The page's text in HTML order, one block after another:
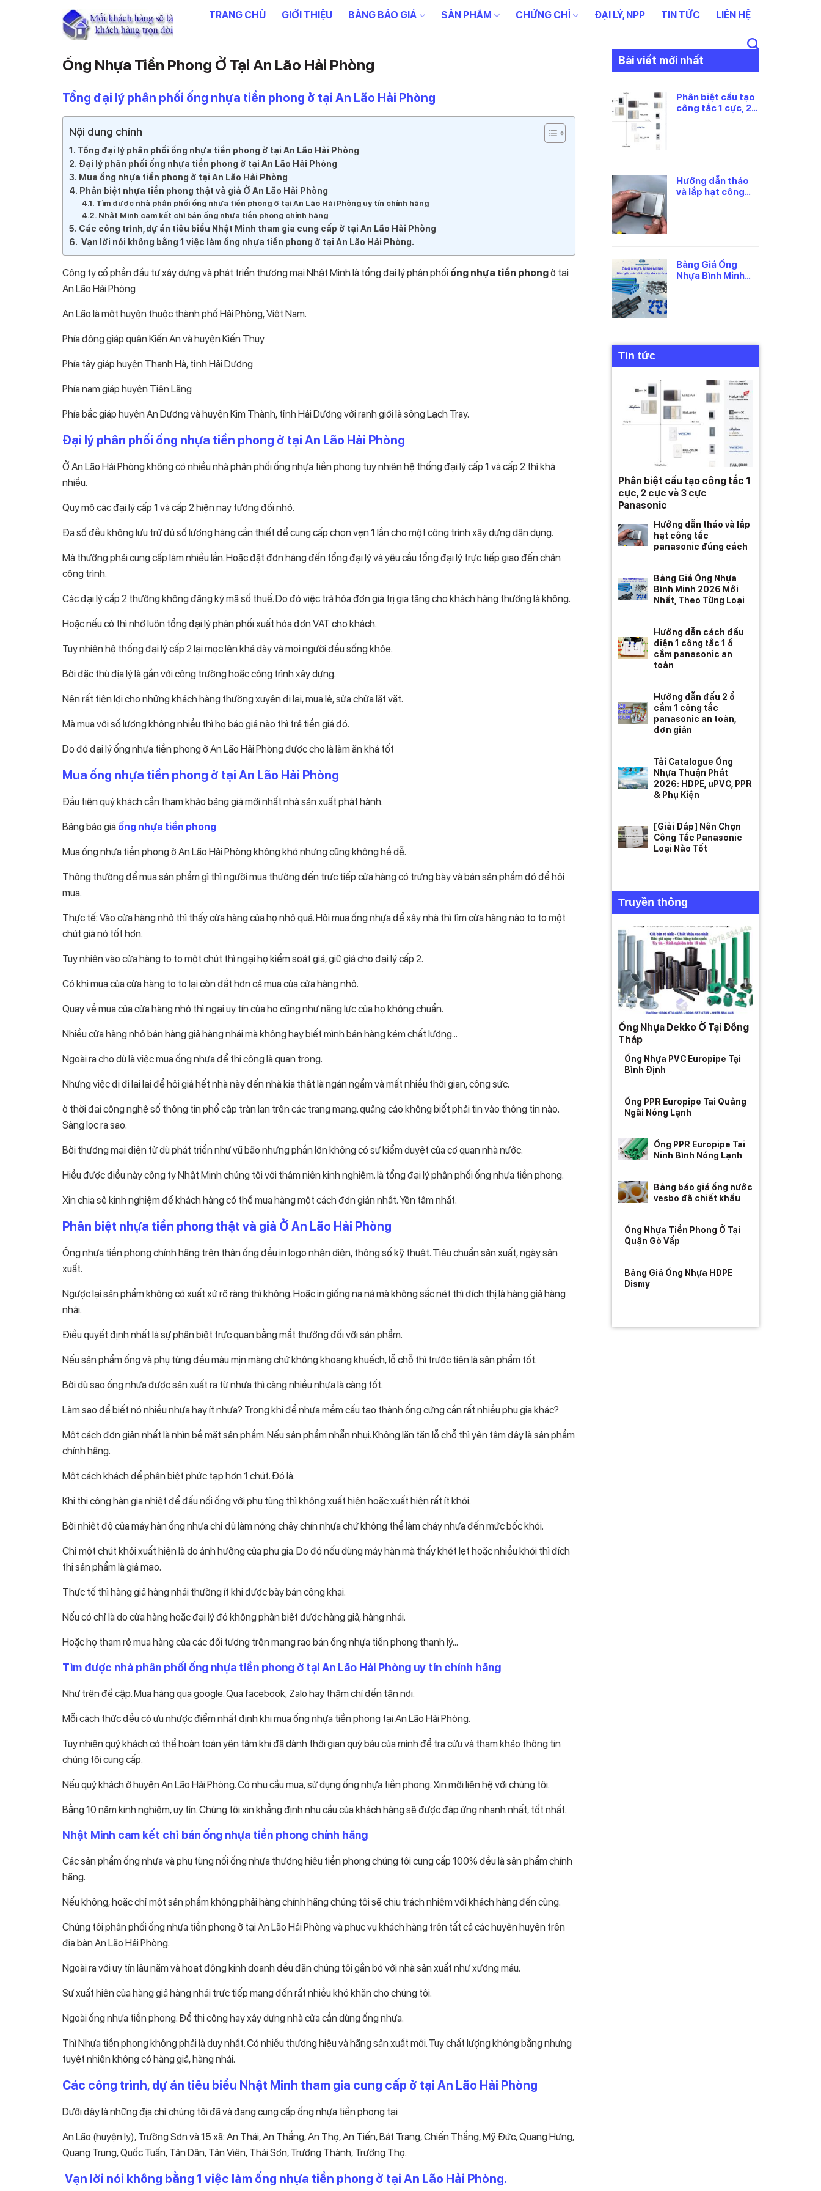
TRANG CHỦ GIỚI THIỆU BẢNG BÁO GIÁ SẢN PHẨM CHỨNG CHỈ ĐẠI LÝ, NPP TIN TỨC LIÊN HỆ
Ống Nhựa Tiền Phong Ở Tại An Lão Hải Phòng
Tổng đại lý phân phối ống nhựa tiền phong ở tại An Lão Hải Phòng
Nội dung chính
Tổng đại lý phân phối ống nhựa tiền phong ở tại An Lão Hải Phòng
Đại lý phân phối ống nhựa tiền phong ở tại An Lão Hải Phòng
Mua ống nhựa tiền phong ở tại An Lão Hải Phòng
Phân biệt nhựa tiền phong thật và giả Ở An Lão Hải Phòng
Tìm được nhà phân phối ống nhựa tiền phong ở tại An Lão Hải Phòng uy tín chính hãng
Nhật Minh cam kết chỉ bán ống nhựa tiền phong chính hãng
Các công trình, dự án tiêu biểu Nhật Minh tham gia cung cấp ở tại An Lão Hải Phòng
Vạn lời nói không bằng 1 việc làm ống nhựa tiền phong ở tại An Lão Hải Phòng.
Công ty cổ phần đầu tư xây dựng và phát triển thương mại Nhật Minh là tổng đại lý phân phối ống nhựa tiền phongở tại
An Lão Hải Phòng
An Lão là một huyện thuộc thành phố Hải Phòng, Việt Nam.
Phía đông giáp quận Kiến An và huyện Kiến Thụy
Phía tây giáp huyện Thanh Hà, tỉnh Hải Dương
Phía nam giáp huyện Tiên Lãng
Phía bắc giáp huyện An Dương và huyện Kim Thành, tỉnh Hải Dương với ranh giới là sông Lạch Tray.
Đại lý phân phối ống nhựa tiền phong ở tại An Lão Hải Phòng
Ở An Lão Hải Phòng không có nhiều nhà phân phối ống nhựa tiền phong tuy nhiên hệ thống đại lý cấp 1 và cấp 2 thì khá
nhiều.
Quy mô các đại lý cấp 1 và cấp 2 hiện nay tương đối nhỏ.
Đa số đều không lưu trữ đủ số lượng hàng cần thiết để cung cấp chọn vẹn 1 lần cho một công trình xây dựng dân dụng.
Mà thường phải cung cấp làm nhiều lần. Hoặc đặt đơn hàng đến tổng đại lý và yêu cầu tổng đại lý trực tiếp giao đến chân
công trình.
Các đại lý cấp 2 thường không đăng ký mã số thuế. Do đó việc trả hóa đơn giá trị gia tăng cho khách hàng thường là không.
Hoặc nếu có thì nhờ luôn tổng đại lý phân phối xuất hóa đơn VAT cho khách.
Tuy nhiên hệ thống đại lý cấp 2 lại mọc lên khá dày và mọi người đều sống khỏe.
Bởi đặc thù địa lý là gần với công trường hoặc công trình xây dựng.
Nên rất tiện lợi cho những khách hàng thường xuyên đi lại, mua lẻ, sửa chữa lặt vặt.
Mà mua với số lượng không nhiều thì họ báo giá nào thì trả tiền giá đó.
Do đó đại lý ống nhựa tiền phong ở An Lão Hải Phòng được cho là làm ăn khá tốt
Mua ống nhựa tiền phong ở tại An Lão Hải Phòng
Đầu tiên quý khách cần tham khảo bảng giá mới nhất nhà sản xuất phát hành.
Bảng báo giá ống nhựa tiền phong
Mua ống nhựa tiền phong ở An Lão Hải Phòng không khó nhưng cũng không hề dễ.
Thông thường để mua sản phẩm gì thì người mua thường đến trực tiếp cửa hàng có trưng bày và bán sản phẩm đó để hỏi
mua.
Thực tế: Vào cửa hàng nhỏ thì thấy cửa hàng của họ nhỏ quá. Hỏi mua ống nhựa để xây nhà thì tìm cửa hàng nào to to một
chút giá nó tốt hơn.
Tuy nhiên vào cửa hàng to to một chút thì ngại họ kiểm soát giá, giữ giá cho đại lý cấp 2.
Có khi mua của cửa hàng to to lại còn đắt hơn cả mua của cửa hàng nhỏ.
Quay về mua của cửa hàng nhỏ thì ngại uy tín của họ cũng như năng lực của họ không chuẩn.
Nhiều cửa hàng nhỏ bán hàng giả hàng nhái mà không hay biết mình bán hàng kém chất lượng…
Ngoài ra cho dù là việc mua ống nhựa để thi công là quan trọng.
Nhưng việc đi đi lại lại để hỏi giá hết nhà này đến nhà kia thật là ngán ngẩm và mất nhiều thời gian, công sức.
ở thời đại công nghệ số thông tin phổ cập tràn lan trên các trang mạng. quảng cáo không biết phải tin vào thông tin nào.
Sàng lọc ra sao.
Bởi thương mại điện tử dù phát triển như vũ bão nhưng phần lớn không có sự kiểm duyệt của cơ quan nhà nước.
Hiều được điều này công ty Nhật Minh chúng tôi với thâm niên kinh nghiệm. là tổng đại lý phân phối ống nhựa tiền phong.
Xin chia sẻ kinh nghiệm để khách hàng có thể mua hàng một cách đơn giản nhất. Yên tâm nhất.
Phân biệt nhựa tiền phong thật và giả Ở An Lão Hải Phòng
Ống nhựa tiền phong chính hãng trên thân ống đều in logo nhận diện, thông số kỹ thuật. Tiêu chuẩn sản xuất, ngày sản
xuất.
Ngược lại sản phẩm không có xuất xứ rõ ràng thì không. Hoặc in giống na ná mà không sắc nét thì đích thị là hàng giả hàng
nhái.
Điều quyết định nhất là sự phân biệt trực quan bằng mắt thường đối với sản phẩm.
Nếu sản phẩm ống và phụ tùng đều màu mịn màng chứ không khoang khuếch, lỗ chỗ thì trước tiên là sản phẩm tốt.
Bởi dù sao ống nhựa được sản xuất ra từ nhựa thì càng nhiều nhựa là càng tốt.
Làm sao để biết nó nhiều nhựa hay ít nhựa? Trong khi để nhựa mềm cấu tạo thành ống cứng cần rất nhiều phụ gia khác?
Một cách đơn giản nhất là nhìn bề mặt sản phẩm. Nếu sản phẩm nhẵn nhụi. Không lăn tăn lỗ chỗ thì yên tâm đây là sản phẩm
chính hãng.
Một cách khách để phân biệt phức tạp hơn 1 chút. Đó là:
Khi thi công hàn gia nhiệt để đấu nối ống với phụ tùng thì không xuất hiện hoặc xuất hiện rất ít khói.
Bởi nhiệt độ của máy hàn ống nhựa chỉ đủ làm nóng chảy chín nhựa chứ không thể làm cháy nhựa đến mức bốc khói.
Chỉ một chút khỏi xuất hiện là do ảnh hưởng của phụ gia. Do đó nếu dùng máy hàn mà thấy khét lẹt hoặc nhiều khói thì đích
thị sản phẩm là giả mạo.
Thực tế thì hàng giả hàng nhái thường ít khi được bày bán công khai.
Nếu có chỉ là do cửa hàng hoặc đại lý đó không phân biệt được hàng giả, hàng nhái.
Hoặc họ tham rẻ mua hàng của các đối tượng trên mạng rao bán ống nhựa tiền phong thanh lý…
Tìm được nhà phân phối ống nhựa tiền phong ở tại An Lão Hải Phòng uy tín chính hãng
Như trên đề cập. Mua hàng qua google. Qua facebook, Zalo hay thậm chí đến tận nơi.
Mỗi cách thức đều có ưu nhược điểm nhất định khi mua ống nhựa tiền phong tại An Lão Hải Phòng.
Tuy nhiên quý khách có thể hoàn toàn yên tâm khi đã dành thời gian quý báu của mình để tra cứu và tham khảo thông tin
chúng tôi cung cấp.
Nếu quý khách ở huyện An Lão Hải Phòng. Có nhu cầu mua, sử dụng ống nhựa tiền phong. Xin mời liên hệ với chúng tôi.
Bằng 10 năm kinh nghiệm, uy tín. Chúng tôi xin khẳng định nhu cầu của khách hàng sẽ được đáp ứng nhanh nhất, tốt nhất.
Nhật Minh cam kết chỉ bán ống nhựa tiền phong chính hãng
Các sản phẩm ống nhựa và phụ tùng nối ống nhựa thương hiệu tiền phong chúng tôi cung cấp 100% đều là sản phẩm chính
hãng.
Nếu không, hoặc chỉ một sản phẩm không phải hàng chính hãng chúng tôi sẽ chịu trách nhiệm với khách hàng đến cùng.
Chúng tôi phân phối ống nhựa tiền phong ở tại An Lão Hải Phòng và phục vụ khách hàng trên tất cả các huyện huyện trên
địa bàn An Lão Hải Phòng.
Ngoài ra với uy tín lâu năm và hoạt động kinh doanh đều đặn chúng tôi gắn bó với nhà sản xuất như xương máu.
Sự xuất hiện của hàng giả hàng nhái trực tiếp mang đến rất nhiều khó khăn cho chúng tôi.
Ngoài ống nhựa tiền phong. Để thi công hay xây dựng nhà cửa cần dùng ống nhựa.
Thì Nhựa tiền phong không phải là duy nhất. Có nhiều thương hiệu và hãng sản xuất mới. Tuy chất lượng không bằng nhưng
tuyệt nhiên không có hàng giả, hàng nhái.
Các công trình, dự án tiêu biểu Nhật Minh tham gia cung cấp ở tại An Lão Hải Phòng
Dưới đây là những địa chỉ chúng tôi đã và đang cung cấp ống nhựa tiền phong tại
An Lão (huyện lỵ), Trường Sơn và 15 xã: An Thái, An Thắng, An Thọ, An Tiến, Bát Trang, Chiến Thắng, Mỹ Đức, Quang Hưng,
Quang Trung, Quốc Tuấn, Tân Dân, Tân Viên, Thái Sơn, Trường Thành, Trường Thọ.
Vạn lời nói không bằng 1 việc làm ống nhựa tiền phong ở tại An Lão Hải Phòng.
Bài viết mới nhất
Phân biệt cấu tạo
công tắc 1 cực, 2
Hướng dẫn tháo
và lắp hạt công
Bảng Giá Ống
Nhựa Bình Minh
Tin tức
Phân biệt cấu tạo công tắc 1
cực, 2 cực và 3 cực
Panasonic
Hướng dẫn tháo và lắp
hạt công tắc
panasonic đúng cách
Bảng Giá Ống Nhựa
Bình Minh 2026 Mới
Nhất, Theo Từng Loại
Hướng dẫn cách đấu
điện 1 công tắc 1 ổ
cắm panasonic an
toàn
Hướng dẫn đấu 2 ổ
cắm 1 công tắc
panasonic an toàn,
đơn giản
Tải Catalogue Ống
Nhựa Thuận Phát
2026: HDPE, uPVC, PPR
& Phụ Kiện
[Giải Đáp] Nên Chọn
Công Tắc Panasonic
Loại Nào Tốt
Truyền thông
Ống Nhựa Dekko Ở Tại Đồng
Tháp
Ống Nhựa PVC Europipe Tại
Bình Định
Ống PPR Europipe Tai Quảng
Ngãi Nóng Lạnh
Ống PPR Europipe Tai
Ninh Bình Nóng Lạnh
Bảng báo giá ống nước
vesbo đã chiết khấu
Ống Nhựa Tiền Phong Ở Tại
Quận Gò Vấp
Bảng Giá Ống Nhựa HDPE
Dismy